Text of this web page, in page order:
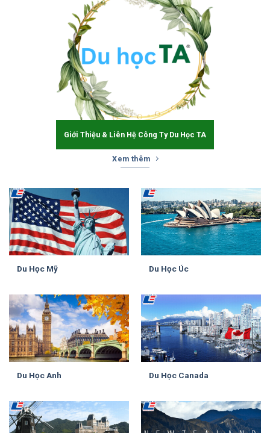
Giới Thiệu & Liên Hệ Công Ty Du Học TA
Xem thêm
Du Học Mỹ Du Học Úc
Du Học Anh Du Học Canada